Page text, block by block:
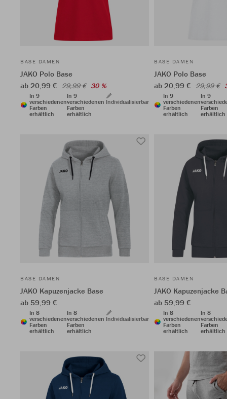
BASE DAMEN
JAKO Polo Base
ab 20,99 € 29,99 € 30 %
In 9
verschiedenen
Farben
erhältlich
In 9
verschiedenen
Farben
erhältlich
Individualisierbar
BASE DAMEN
JAKO Polo Base
ab 20,99 € 29,99 €
In 9
verschiedenen
Farben
erhältlich
In 9
Farben
erhältlich
BASE DAMEN
JAKO Kapuzenjacke Base
ab 59,99 €
In 8
verschiedenen
Farben
erhältlich
In 8
verschiedenen
Farben
erhältlich
Individualisierbar
BASE DAMEN
JAKO Kapuzenjacke
ab 59,99 €
In 8
verschiedenen
Farben
erhältlich
In 8
Farben
erhältlich